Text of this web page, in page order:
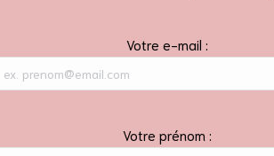
Votre e-mail :
Votre prénom :